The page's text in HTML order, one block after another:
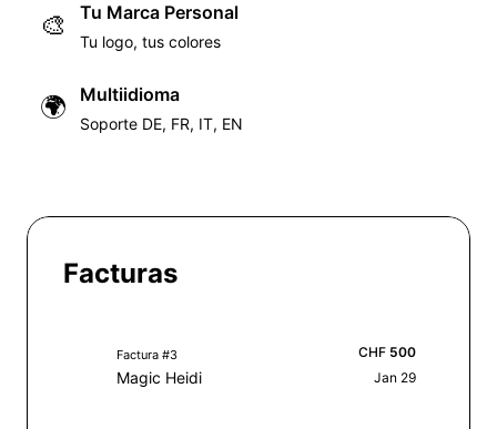
🎨 Tu Marca Personal
Tu logo, tus colores
🌍 Multiidioma
Soporte DE, FR, IT, EN
Facturas
Factura #3
Magic Heidi
CHF 500
Jan 29